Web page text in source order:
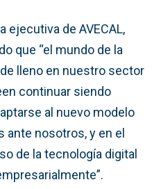
ejecutiva de AVECAL,
que “el mundo de la
lleno en nuestro sector
continuar siendo
al nuevo modelo
ante nosotros, y en el
de la tecnología digital